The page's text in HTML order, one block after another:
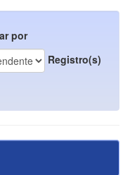
por
Registro(s)